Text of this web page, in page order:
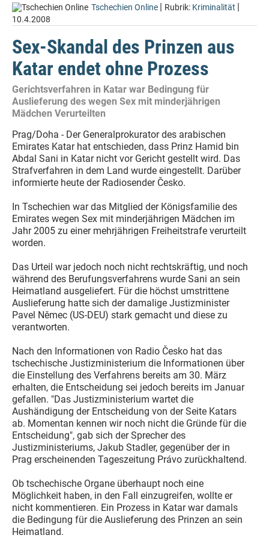
Tschechien Online | Rubrik: Kriminalität |
10.4.2008
Sex-Skandal des Prinzen aus
Katar endet ohne Prozess
Gerichtsverfahren in Katar war Bedingung für
Auslieferung des wegen Sex mit minderjährigen
Mädchen Verurteilten
Prag/Doha - Der Generalprokurator des arabischen
Emirates Katar hat entschieden, dass Prinz Hamid bin
Abdal Sani in Katar nicht vor Gericht gestellt wird. Das
Strafverfahren in dem Land wurde eingestellt. Darüber
informierte heute der Radiosender Česko.
In Tschechien war das Mitglied der Königsfamilie des
Emirates wegen Sex mit minderjährigen Mädchen im
Jahr 2005 zu einer mehrjährigen Freiheitstrafe verurteilt
worden.
Das Urteil war jedoch noch nicht rechtskräftig, und noch
während des Berufungsverfahrens wurde Sani an sein
Heimatland ausgeliefert. Für die höchst umstrittene
Auslieferung hatte sich der damalige Justizminister
Pavel Němec (US-DEU) stark gemacht und diese zu
verantworten.
Nach den Informationen von Radio Česko hat das
tschechische Justizministerium die Informationen über
die Einstellung des Verfahrens bereits am 30. März
erhalten, die Entscheidung sei jedoch bereits im Januar
gefallen. "Das Justizministerium wartet die
Aushändigung der Entscheidung von der Seite Katars
ab. Momentan kennen wir noch nicht die Gründe für die
Entscheidung", gab sich der Sprecher des
Justizministeriums, Jakub Stadler, gegenüber der in
Prag erscheinenden Tageszeitung Právo zurückhaltend.
Ob tschechische Organe überhaupt noch eine
Möglichkeit haben, in den Fall einzugreifen, wollte er
nicht kommentieren. Ein Prozess in Katar war damals
die Bedingung für die Auslieferung des Prinzen an sein
Heimatland.